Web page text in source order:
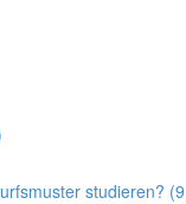
studieren?